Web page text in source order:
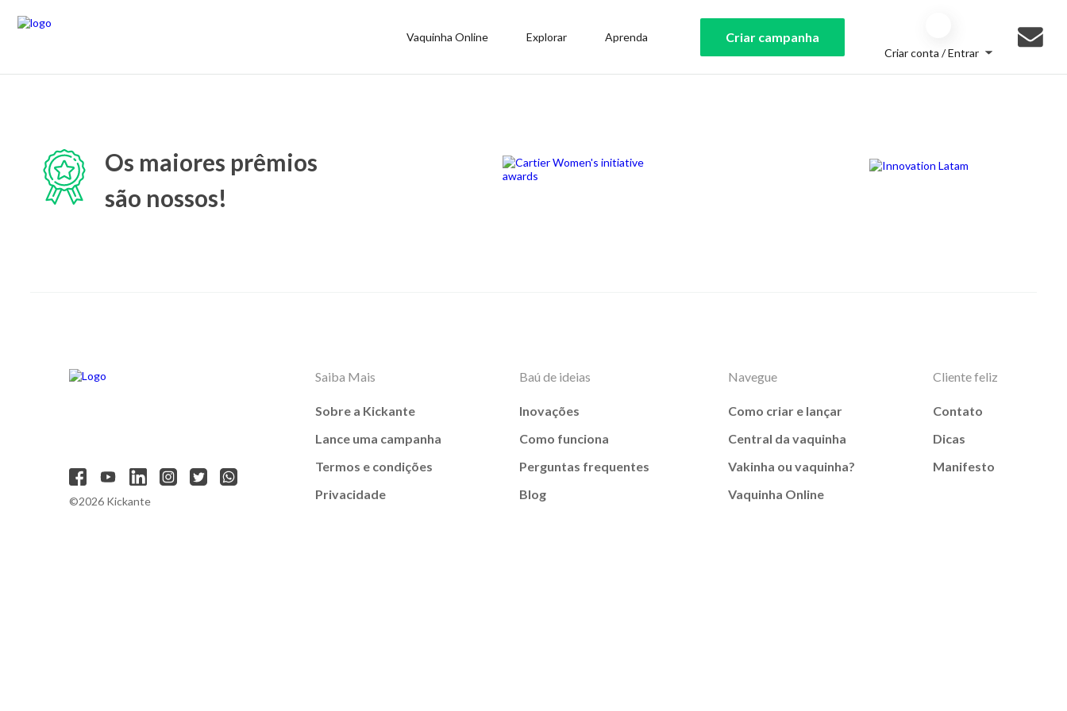
Vaquinha Online Explorar Aprenda Criar campanha
Criar conta / Entrar
Os maiores prêmios
são nossos!
©2026 Kickante
Saiba Mais
Sobre a Kickante
Lance uma campanha
Termos e condições
Privacidade
Baú de ideias
Inovações
Como funciona
Perguntas frequentes
Blog
Navegue
Como criar e lançar
Central da vaquinha
Vakinha ou vaquinha?
Vaquinha Online
Cliente feliz
Contato
Dicas
Manifesto